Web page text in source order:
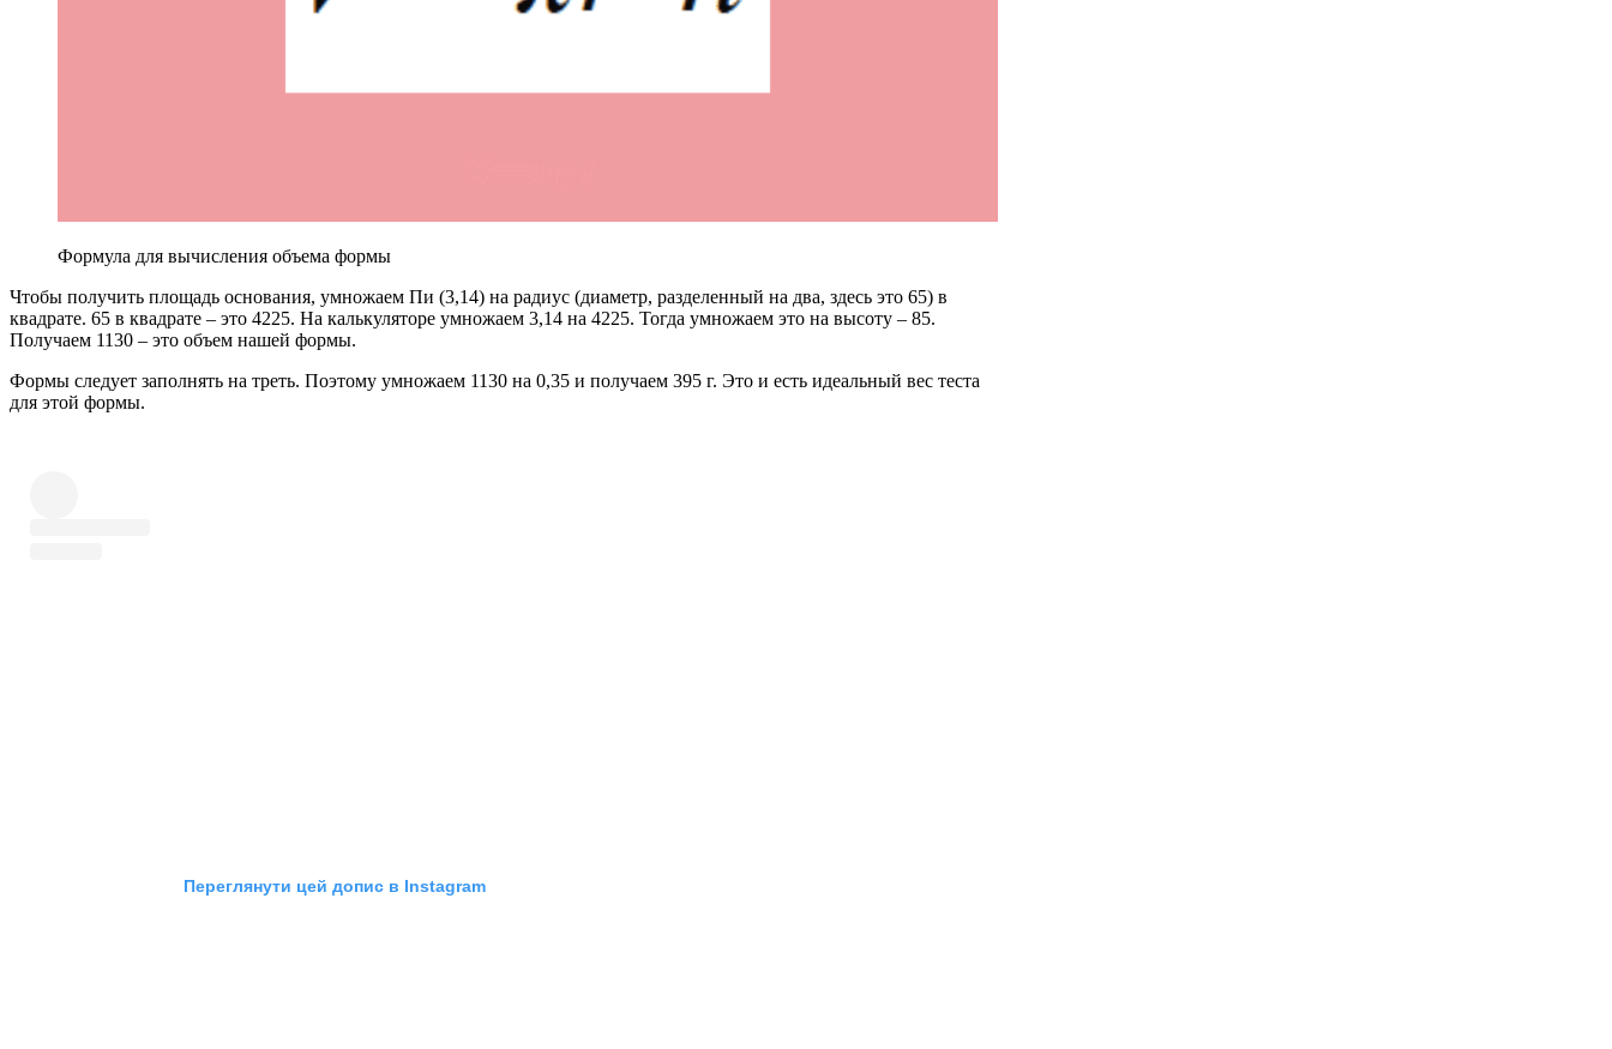
Формула для вычисления объема формы
Чтобы получить площадь основания, умножаем Пи (3,14) на радиус (диаметр, разделенный на два, здесь это 65) в
квадрате. 65 в квадрате – это 4225. На калькуляторе умножаем 3,14 на 4225. Тогда умножаем это на высоту – 85.
Получаем 1130 – это объем нашей формы.
Формы следует заполнять на треть. Поэтому умножаем 1130 на 0,35 и получаем 395 г. Это и есть идеальный вес теста
для этой формы.
Переглянути цей допис в Instagram